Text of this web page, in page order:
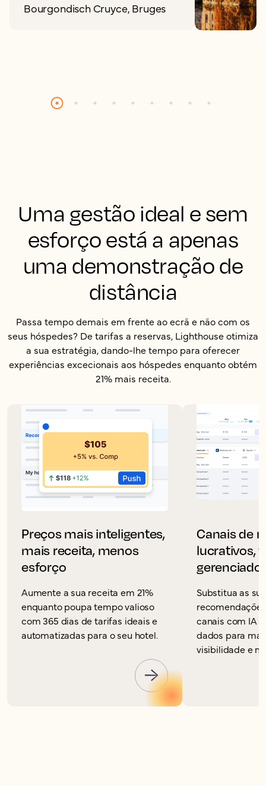
Bourgondisch Cruyce, Bruges
Uma gestão ideal e sem
esforço está a apenas
uma demonstração de
distância
Passa tempo demais em frente ao ecrã e não com os
seus hóspedes? De tarifas a reservas, Lighthouse otimiza
a sua estratégia, dando-lhe tempo para oferecer
experiências excecionais aos hóspedes enquanto obtém
21% mais receita.
Preços mais inteligentes,
mais receita, menos
esforço
Aumente a sua receita em 21%
enquanto poupa tempo valioso
com 365 dias de tarifas ideais e
automatizadas para o seu hotel.
Canais de
lucrativos,
Substitua as
canais com IA
dados para
visibilidade e